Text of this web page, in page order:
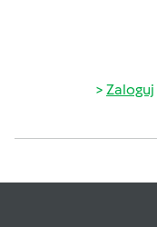
Zaloguj